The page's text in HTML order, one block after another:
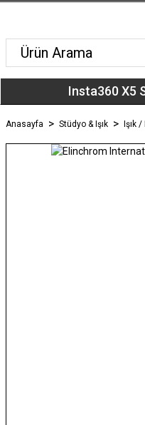
Insta360 X5
Anasayfa Stüdyo & Işık Işık